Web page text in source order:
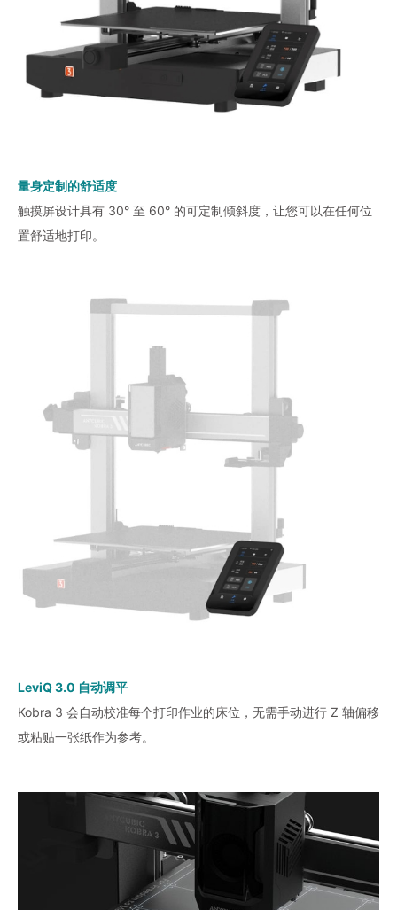
量身定制的舒适度
触摸屏设计具有 30° 至 60° 的可定制倾斜度，让您可以在任何位
置舒适地打印。
LeviQ 3.0 自动调平
Kobra 3 会自动校准每个打印作业的床位，无需手动进行 Z 轴偏移
或粘贴一张纸作为参考。